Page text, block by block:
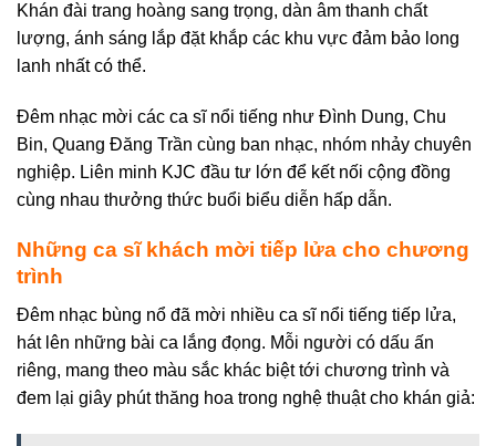
Khán đài trang hoàng sang trọng, dàn âm thanh chất
lượng, ánh sáng lắp đặt khắp các khu vực đảm bảo long
lanh nhất có thể.
Đêm nhạc mời các ca sĩ nổi tiếng như Đình Dung, Chu
Bin, Quang Đăng Trần cùng ban nhạc, nhóm nhảy chuyên
nghiệp. Liên minh KJC đầu tư lớn để kết nối cộng đồng
cùng nhau thưởng thức buổi biểu diễn hấp dẫn.
Những ca sĩ khách mời tiếp lửa cho chương
trình
Đêm nhạc bùng nổ đã mời nhiều ca sĩ nổi tiếng tiếp lửa,
hát lên những bài ca lắng đọng. Mỗi người có dấu ấn
riêng, mang theo màu sắc khác biệt tới chương trình và
đem lại giây phút thăng hoa trong nghệ thuật cho khán giả: